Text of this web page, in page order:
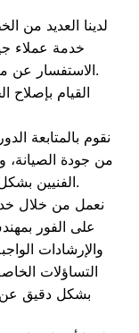
لدينا العديد من
خدمة عملاء
الاستفسار عن منتجات الشركة، أو تقديم بلاغ صيانة.
القيام بإصلاح
نقوم بالمتابعة
من جودة الصيانة،
الفنيين بشكل قاسي في حالة الصيانة السيئة.
نعمل من خلال
على الفور
والإرشادات
التساؤلات
بشكل دقيق